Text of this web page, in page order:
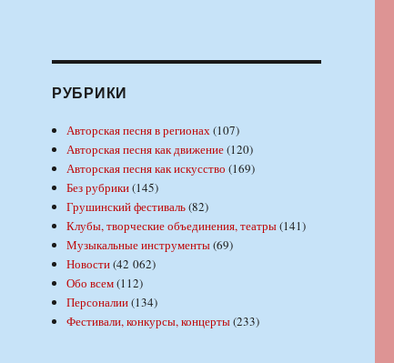
РУБРИКИ
Авторская песня в регионах(107)
Авторская песня как движение(120)
Авторская песня как искусство (169)
Без рубрики(145)
Грушинский фестиваль(82)
Клубы, творческие объединения, театры(141)
Музыкальные инструменты(69)
Новости(42 062)
Обо всем(112)
Персоналии(134)
Фестивали, конкурсы, концерты(233)